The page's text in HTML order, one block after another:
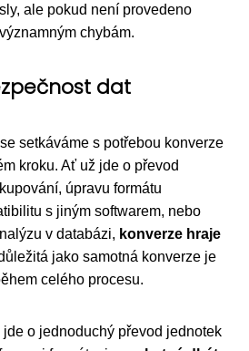
ale pokud není provedeno
chybám.
dat
setkáváme s potřebou konverze
kroku. Ať už jde o převod
úpravu formátu
s jiným softwarem, nebo
v databázi, konverze hraje
jako samotná konverze je
celého procesu.
o jednoduchý převod jednotek